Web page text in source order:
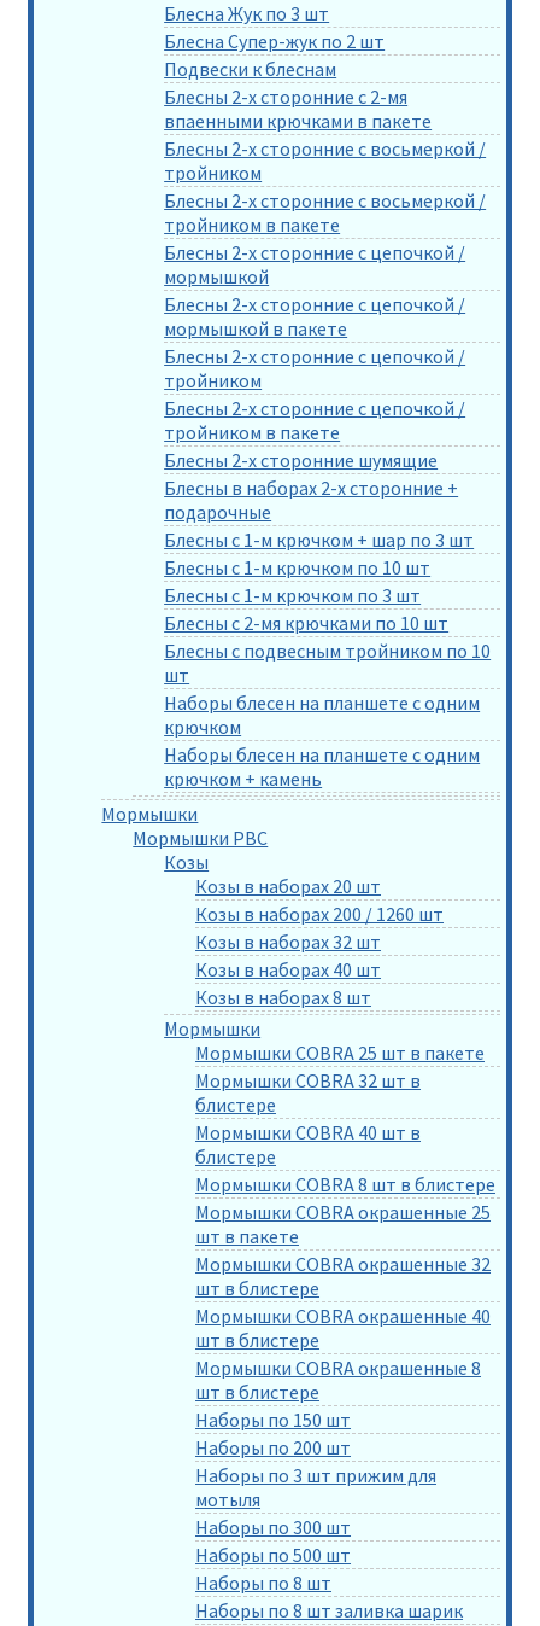
Блесна Жук по 3 шт
Блесна Супер-жук по 2 шт
Подвески к блеснам
Блесны 2-х сторонние с 2-мя
впаенными крючками в пакете
Блесны 2-х сторонние с восьмеркой /
тройником
Блесны 2-х сторонние с восьмеркой /
тройником в пакете
Блесны 2-х сторонние с цепочкой /
мормышкой
Блесны 2-х сторонние с цепочкой /
мормышкой в пакете
Блесны 2-х сторонние с цепочкой /
тройником
Блесны 2-х сторонние с цепочкой /
тройником в пакете
Блесны 2-х сторонние шумящие
Блесны в наборах 2-х сторонние +
подарочные
Блесны с 1-м крючком + шар по 3 шт
Блесны с 1-м крючком по 10 шт
Блесны с 1-м крючком по 3 шт
Блесны с 2-мя крючками по 10 шт
Блесны с подвесным тройником по 10
шт
Наборы блесен на планшете с одним
крючком
Наборы блесен на планшете с одним
крючком + камень
Мормышки
Мормышки РВС
Козы
Козы в наборах 20 шт
Козы в наборах 200 / 1260 шт
Козы в наборах 32 шт
Козы в наборах 40 шт
Козы в наборах 8 шт
Мормышки
Мормышки COBRA 25 шт в пакете
Мормышки COBRA 32 шт в
блистере
Мормышки COBRA 40 шт в
блистере
Мормышки COBRA 8 шт в блистере
Мормышки COBRA окрашенные 25
шт в пакете
Мормышки COBRA окрашенные 32
шт в блистере
Мормышки COBRA окрашенные 40
шт в блистере
Мормышки COBRA окрашенные 8
шт в блистере
Наборы по 150 шт
Наборы по 200 шт
Наборы по 3 шт прижим для
мотыля
Наборы по 300 шт
Наборы по 500 шт
Наборы по 8 шт
Наборы по 8 шт заливка шарик